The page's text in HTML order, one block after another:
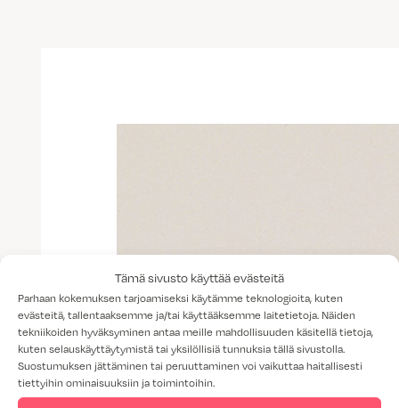
Tämä sivusto käyttää evästeitä
Parhaan kokemuksen tarjoamiseksi käytämme teknologioita, kuten
evästeitä, tallentaaksemme ja/tai käyttääksemme laitetietoja. Näiden
tekniikoiden hyväksyminen antaa meille mahdollisuuden käsitellä tietoja,
kuten selauskäyttäytymistä tai yksilöllisiä tunnuksia tällä sivustolla.
Suostumuksen jättäminen tai peruuttaminen voi vaikuttaa haitallisesti
tiettyihin ominaisuuksiin ja toimintoihin.